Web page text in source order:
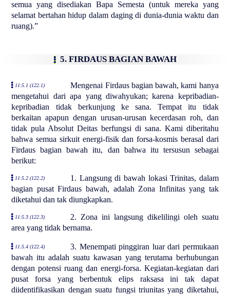
semua yang disediakan Bapa Semesta (untuk mereka yang
selamat bertahan hidup dalam daging di dunia-dunia waktu dan
ruang).”
5. FIRDAUS BAGIAN BAWAH
11:5.1 (122.1)
Mengenai Firdaus bagian bawah, kami hanya
mengetahui dari apa yang diwahyukan; karena kepribadian-
kepribadian tidak berkunjung ke sana. Tempat itu tidak
berkaitan apapun dengan urusan-urusan kecerdasan roh, dan
tidak pula Absolut Deitas berfungsi di sana. Kami diberitahu
bahwa semua sirkuit energi-fisik dan forsa-kosmis berasal dari
Firdaus bagian bawah itu, dan bahwa itu tersusun sebagai
berikut:
11:5.2 (122.2)
1. Langsung di bawah lokasi Trinitas, dalam
bagian pusat Firdaus bawah, adalah Zona Infinitas yang tak
diketahui dan tak diungkapkan.
11:5.3 (122.3)
2. Zona ini langsung dikelilingi oleh suatu
area yang tidak bernama.
11:5.4 (122.4)
3. Menempati pinggiran luar dari permukaan
bawah itu adalah suatu kawasan yang terutama berhubungan
dengan potensi ruang dan energi-forsa. Kegiatan-kegiatan dari
pusat forsa yang berbentuk elips raksasa ini tak dapat
diidentifikasikan dengan suatu fungsi triunitas yang diketahui,